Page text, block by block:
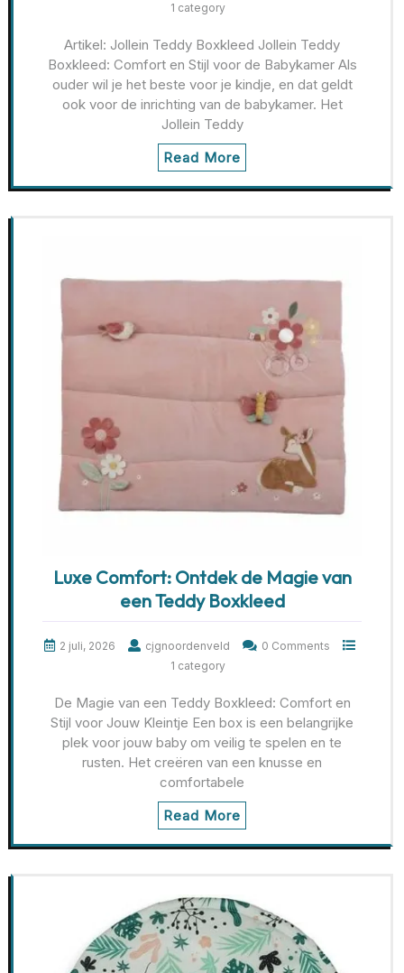
1 category
Artikel: Jollein Teddy Boxkleed Jollein Teddy
Boxkleed: Comfort en Stijl voor de Babykamer Als
ouder wil je het beste voor je kindje, en dat geldt
ook voor de inrichting van de babykamer. Het
Jollein Teddy
Read More
Luxe Comfort: Ontdek de Magie van
een Teddy Boxkleed
2 juli, 2026 cjgnoordenveld
0 Comments
1 category
De Magie van een Teddy Boxkleed: Comfort en
Stijl voor Jouw Kleintje Een box is een belangrijke
plek voor jouw baby om veilig te spelen en te
rusten. Het creëren van een knusse en
comfortabele
Read More